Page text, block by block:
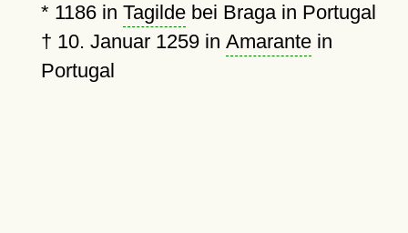
* 1186in Tagildebei Braga in Portugal
† 10. Januar 1259in Amarantein
Portugal